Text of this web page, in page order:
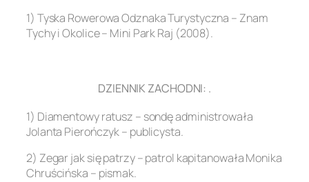
1) Tyska Rowerowa Odznaka Turystyczna – Znam
Tychy i Okolice – Mini Park Raj (2008).
DZIENNIK ZACHODNI: .
1) Diamentowy ratusz – sondę administrowała
Jolanta Pierończyk – publicysta.
2) Zegar jak się patrzy – patrol kapitanowała Monika
Chruścińska – pismak.